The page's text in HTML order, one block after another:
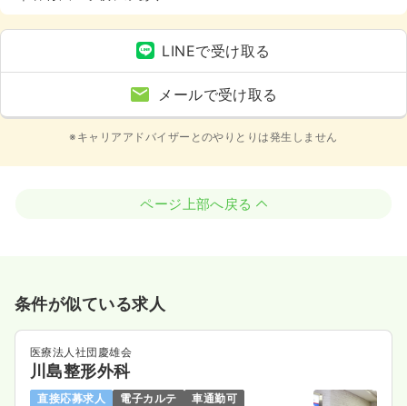
LINEで受け取る
メールで受け取る
※キャリアアドバイザーとのやりとりは発生しません
ページ上部へ戻る
条件が似ている求人
医療法人社団慶雄会
川島整形外科
直接応募求人 電子カルテ
車通勤可